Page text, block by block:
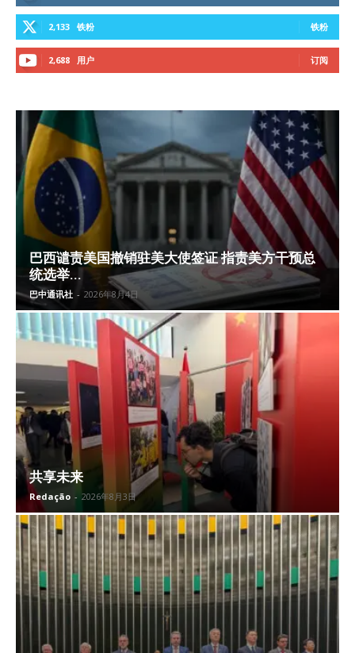
2,133 铁粉 铁粉
2,688 用户 订阅
巴西谴责美国撤销驻美大使签证 指责美方干预总
统选举...
巴中通讯社 - 2026年8月4日
共享未来
Redação - 2026年8月3日